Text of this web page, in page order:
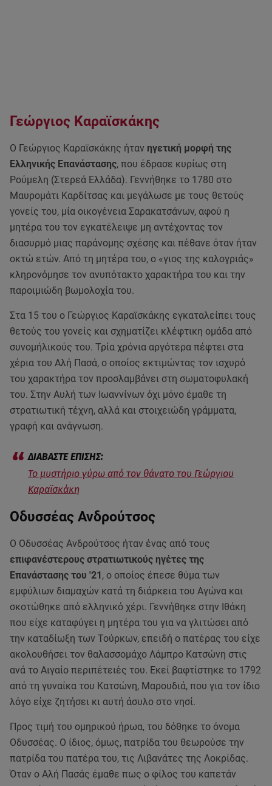
Γεώργιος Καραϊσκάκης
Ο Γεώργιος Καραϊσκάκης ήταν ηγετική μορφή της
Ελληνικής Επανάστασης, που έδρασε κυρίως στη
Ρούμελη (Στερεά Ελλάδα). Γεννήθηκε το 1780 στο
Μαυρομάτι Καρδίτσας και μεγάλωσε με τους θετούς
γονείς του, μία οικογένεια Σαρακατσάνων, αφού η
μητέρα του τον εγκατέλειψε μη αντέχοντας τον
διασυρμό μιας παράνομης σχέσης και πέθανε όταν ήταν
οκτώ ετών. Από τη μητέρα του, ο «γιος της καλογριάς»
κληρονόμησε τον ανυπότακτο χαρακτήρα του και την
παροιμιώδη βωμολοχία του.
Στα 15 του ο Γεώργιος Καραϊσκάκης εγκαταλείπει τους
θετούς του γονείς και σχηματίζει κλέφτικη ομάδα από
συνομήλικούς του. Τρία χρόνια αργότερα πέφτει στα
χέρια του Αλή Πασά, ο οποίος εκτιμώντας τον ισχυρό
του χαρακτήρα τον προσλαμβάνει στη σωματοφυλακή
του. Στην Αυλή των Ιωαννίνων όχι μόνο έμαθε τη
στρατιωτική τέχνη, αλλά και στοιχειώδη γράμματα,
γραφή και ανάγνωση.
Το μυστήριο γύρω από τον θάνατο του Γεώργιου
Καραϊσκάκη
Οδυσσέας Ανδρούτσος
Ο Οδυσσέας Ανδρούτσος ήταν ένας από τους
επιφανέστερους στρατιωτικούς ηγέτες της
Επανάστασης του '21, ο οποίος έπεσε θύμα των
εμφύλιων διαμαχών κατά τη διάρκεια του Αγώνα και
σκοτώθηκε από ελληνικό χέρι. Γεννήθηκε στην Ιθάκη
που είχε καταφύγει η μητέρα του για να γλιτώσει από
την καταδίωξη των Τούρκων, επειδή ο πατέρας του είχε
ακολουθήσει τον θαλασσομάχο Λάμπρο Κατσώνη στις
ανά το Αιγαίο περιπέτειές του. Εκεί βαφτίστηκε το 1792
από τη γυναίκα του Κατσώνη, Μαρουδιά, που για τον ίδιο
λόγο είχε ζητήσει κι αυτή άσυλο στο νησί.
Προς τιμή του ομηρικού ήρωα, του δόθηκε το όνομα
Οδυσσέας. Ο ίδιος, όμως, πατρίδα του θεωρούσε την
πατρίδα του πατέρα του, τις Λιβανάτες της Λοκρίδας.
Όταν ο Αλή Πασάς έμαθε πως ο φίλος του καπετάν